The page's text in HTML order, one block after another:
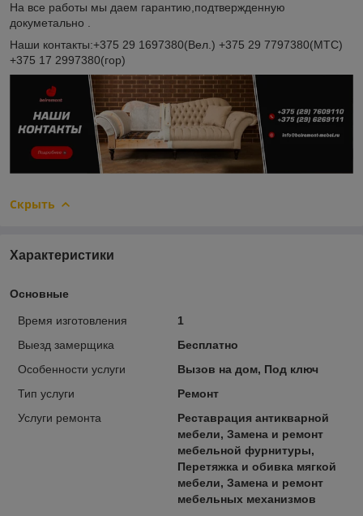
На все работы мы даем гарантию,подтвержденную
докуметально .
Наши контакты:+375 29 1697380(Вел.) +375 29 7797380(МТС)
+375 17 2997380(гор)
Скрыть
Характеристики
Основные
Время изготовления
1
Выезд замерщика
Бесплатно
Особенности услуги
Вызов на дом, Под ключ
Тип услуги
Ремонт
Услуги ремонта
Реставрация антикварной
мебели, Замена и ремонт
мебельной фурнитуры,
Перетяжка и обивка мягкой
мебели, Замена и ремонт
мебельных механизмов